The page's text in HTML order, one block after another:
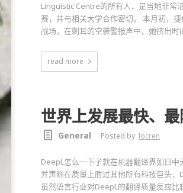
Linguistic Centre的所有人，是当地非常
赛，并与相关大学合作密切。 本月初，
战场，在刺耳的空袭警报声中，她挤出
read more
世界上发展最快、
General Posted by locren
DeepL怎么一下子就在机器翻译界如日中
并声称在质量上胜过其他所有科技巨头，
虽然语言行业对DeepL的翻译质量反应